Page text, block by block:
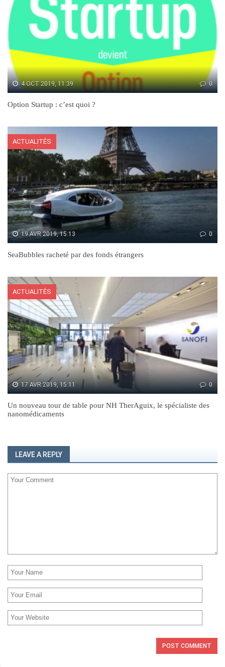
4 OCT 2019, 11:39 0
Option Startup : c’est quoi ?
ACTUALITÉS
19 AVR 2019, 15:13 0
SeaBubbles racheté par des fonds étrangers
ACTUALITÉS
17 AVR 2019, 15:11 0
Un nouveau tour de table pour NH TherAguix, le spécialiste des
nanomédicaments
LEAVE A REPLY